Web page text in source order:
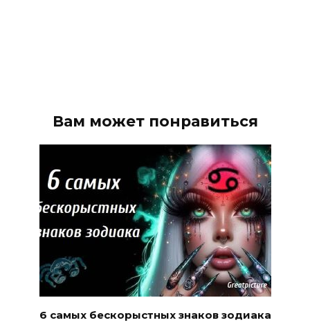
Вам может понравиться
6 самых бескорыстных знаков зодиака